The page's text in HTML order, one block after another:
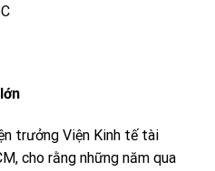
trưởng Viện Kinh tế tài
cho rằng những năm qua